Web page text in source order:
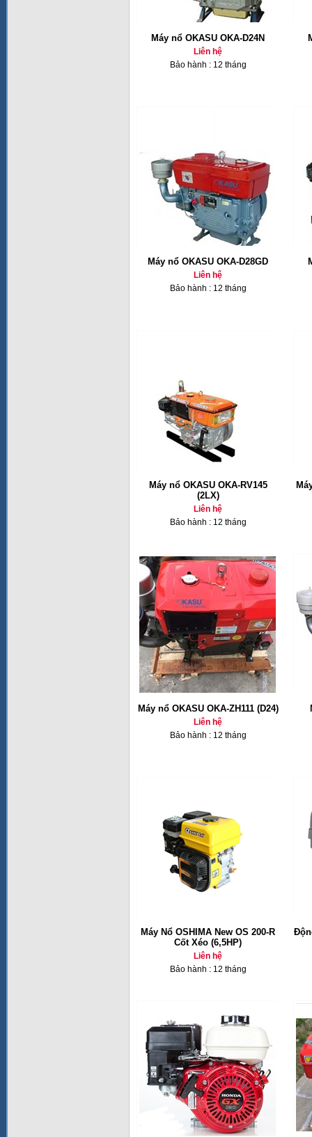
Máy nổ OKASU OKA-D24N
Liên hệ
Bảo hành : 12 tháng
Máy nổ OKASU OKA-D28GD
Liên hệ
Bảo hành : 12 tháng
Máy nổ OKASU OKA-RV145
(2LX)
Liên hệ
Bảo hành : 12 tháng
Máy nổ OKASU OKA-ZH111 (D24)
Liên hệ
Bảo hành : 12 tháng
Máy Nổ OSHIMA New OS 200-R
Cốt Xéo (6,5HP)
Liên hệ
Bảo hành : 12 tháng